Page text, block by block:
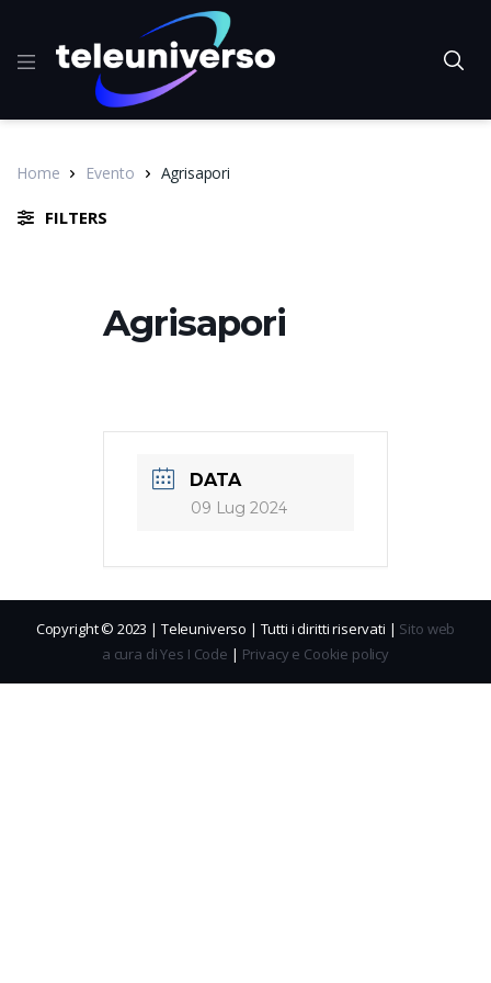
Home Evento Agrisapori
FILTERS
Agrisapori
DATA
09 Lug 2024
Copyright © 2023 | Teleuniverso | Tutti i diritti riservati | Sito web
a cura di Yes I Code | Privacy e Cookie policy